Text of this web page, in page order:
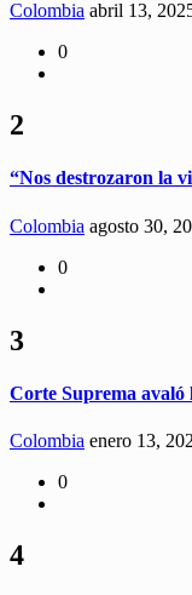
Colombia abril 13,
0
2
“Nos destrozaron la
Colombia agosto 30,
0
3
Corte Suprema
Colombia enero 13,
0
4